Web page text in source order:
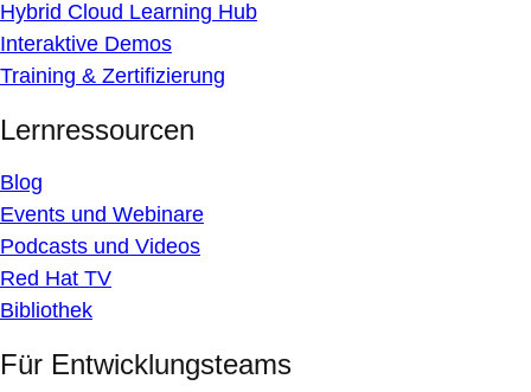
Hybrid Cloud Learning Hub
Interaktive Demos
Training & Zertifizierung
Lernressourcen
Blog
Events und Webinare
Podcasts und Videos
Red Hat TV
Bibliothek
Für Entwicklungsteams